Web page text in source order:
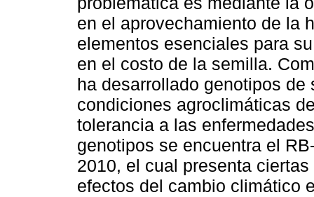
en el aprovechamiento de la
elementos esenciales para
en el costo de la semilla.
ha desarrollado genotipos
condiciones agroclimáticas
tolerancia a las
genotipos se encuentra el
2010, el cual presenta
efectos del cambio climático